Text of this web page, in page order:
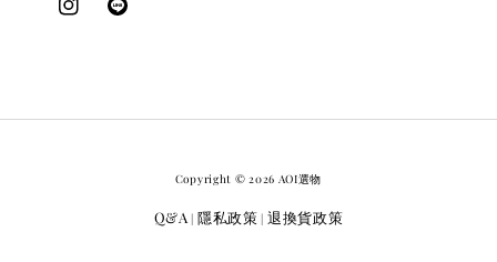
Copyright © 2026 AOI選物
Q&A | 隱私政策 | 退換貨政策